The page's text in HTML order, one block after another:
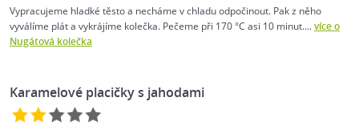
Vypracujeme hladké těsto a necháme v chladu odpočinout. Pak z něho
vyválíme plát a vykrájíme kolečka. Pečeme při 170 °C asi 10 minut....více o
Nugátová kolečka
Karamelové placičky s jahodami